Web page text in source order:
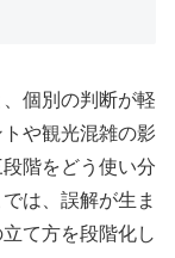
個別の判断が軽
や観光混雑の影
階をどう使い分
は、誤解が生ま
て方を段階化し